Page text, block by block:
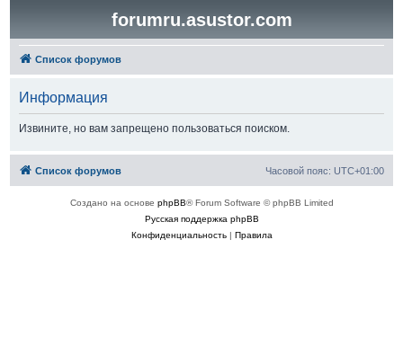
forumru.asustor.com
Список форумов
Информация
Извините, но вам запрещено пользоваться поиском.
Список форумов Часовой пояс: UTC+01:00
Создано на основе phpBB® Forum Software © phpBB Limited
Русская поддержка phpBB
Конфиденциальность| Правила